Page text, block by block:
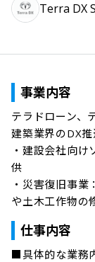
Terra DX
事業内容
テラドローン、
建築業界のDX推
・建設会社向
供
・災害復旧事
や土木工作物の
仕事内容
■具体的な業務